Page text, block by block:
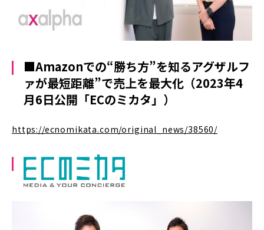
■Amazonでの“勝ち方”を知るアグザルフ
ァが最短距離”で売上を最大化 （2023年4
月6日公開「ECのミカタ」）
https://ecnomikata.com/original_news/38560/